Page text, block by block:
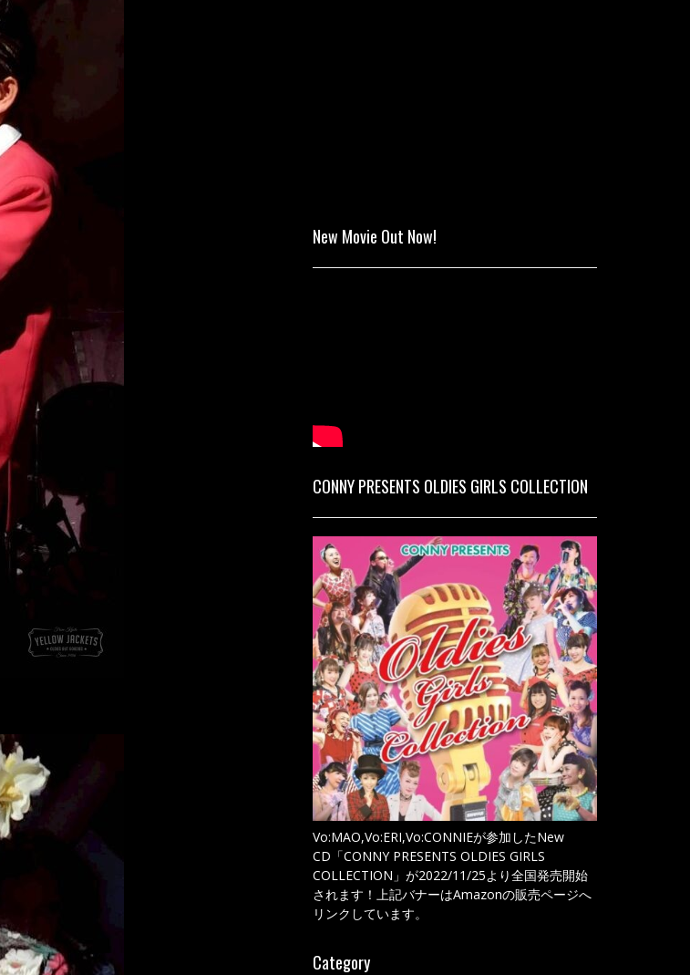
New Movie Out Now!
CONNY PRESENTS OLDIES GIRLS COLLECTION
Vo:MAO,Vo:ERI,Vo:CONNIEが参加したNew
CD「CONNY PRESENTS OLDIES GIRLS
COLLECTION」が2022/11/25より全国発売開始
されます！上記バナーはAmazonの販売ページへ
リンクしています。
Category